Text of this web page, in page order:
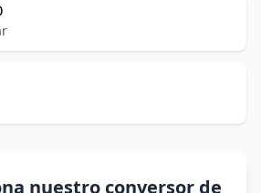
nuestro conversor de